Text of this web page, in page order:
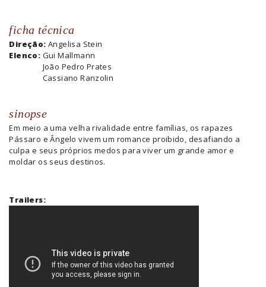
ficha técnica
Direção: Angelisa Stein
Elenco: Gui Mallmann
João Pedro Prates
Cassiano Ranzolin
sinopse
Em meio a uma velha rivalidade entre famílias, os rapazes
Pássaro e Ângelo vivem um romance proibido, desafiando a
culpa e seus próprios medos para viver um grande amor e
moldar os seus destinos.
Trailers: